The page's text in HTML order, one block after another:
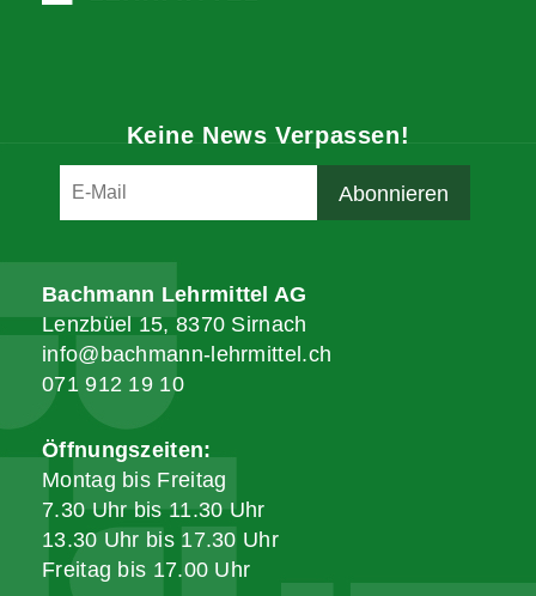
Keine News Verpassen!
Bachmann Lehrmittel AG
Lenzbüel 15, 8370 Sirnach
info@bachmann-lehrmittel.ch
071 912 19 10
Öffnungszeiten:
Montag bis Freitag
7.30 Uhr bis 11.30 Uhr
13.30 Uhr bis 17.30 Uhr
Freitag bis 17.00 Uhr